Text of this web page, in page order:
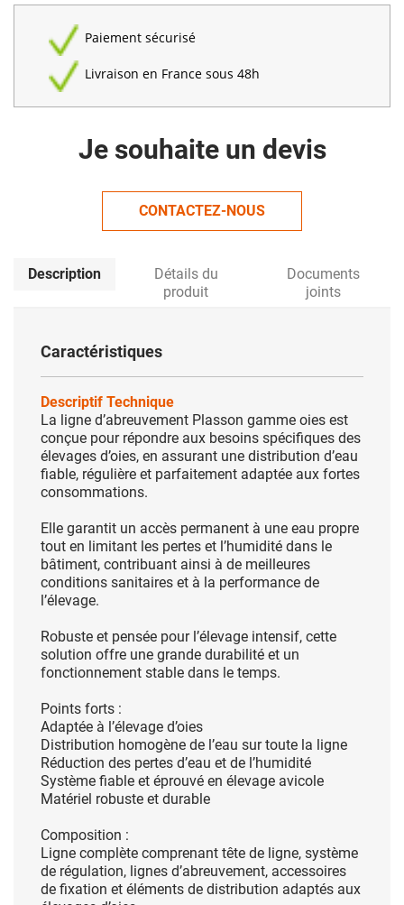
Paiement sécurisé
Livraison en France sous 48h
Je souhaite un devis
CONTACTEZ-NOUS
Description
Détails du
produit
Documents
joints
Caractéristiques
Descriptif Technique
La ligne d’abreuvement Plasson gamme oies est
conçue pour répondre aux besoins spécifiques des
élevages d’oies, en assurant une distribution d’eau
fiable, régulière et parfaitement adaptée aux fortes
consommations.
Elle garantit un accès permanent à une eau propre
tout en limitant les pertes et l’humidité dans le
bâtiment, contribuant ainsi à de meilleures
conditions sanitaires et à la performance de
l’élevage.
Robuste et pensée pour l’élevage intensif, cette
solution offre une grande durabilité et un
fonctionnement stable dans le temps.
Points forts :
Adaptée à l’élevage d’oies
Distribution homogène de l’eau sur toute la ligne
Réduction des pertes d’eau et de l’humidité
Système fiable et éprouvé en élevage avicole
Matériel robuste et durable
Composition :
Ligne complète comprenant tête de ligne, système
de régulation, lignes d’abreuvement, accessoires
de fixation et éléments de distribution adaptés aux